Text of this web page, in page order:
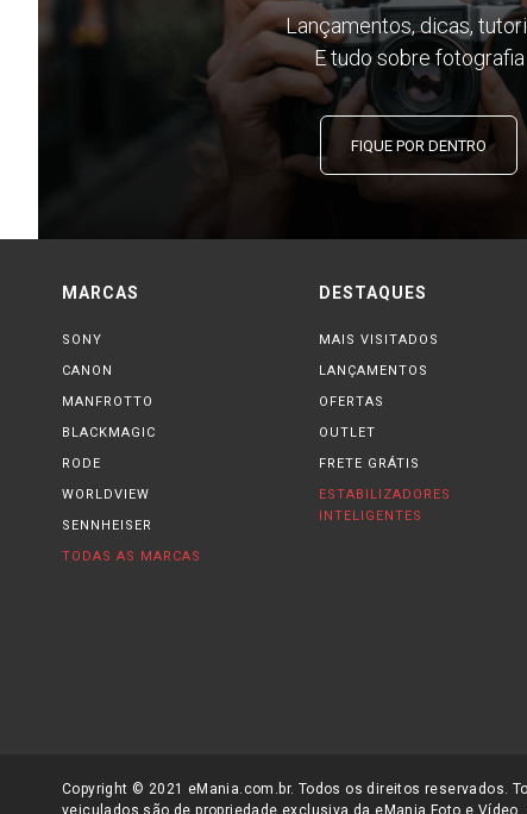
Lançamentos, dicas,
E tudo sobre fotografia
FIQUE POR DENTRO
MARCAS
SONY
CANON
MANFROTTO
BLACKMAGIC
RODE
WORLDVIEW
SENNHEISER
TODAS AS MARCAS
DESTAQUES
MAIS VISITADOS
LANÇAMENTOS
OFERTAS
OUTLET
FRETE GRÁTIS
ESTABILIZADORES
INTELIGENTES
Copyright © 2021 eMania.com.br. Todos os direitos reservados.
veiculados são de propriedade exclusiva da eMania Foto e